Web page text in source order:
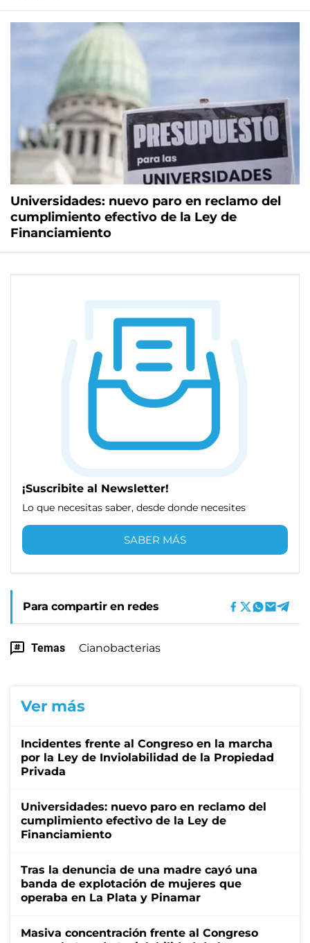
Universidades: nuevo paro en reclamo del
cumplimiento efectivo de la Ley de
Financiamiento
¡Suscribite al Newsletter!
Lo que necesitas saber, desde donde necesites
SABER MÁS
Para compartir en redes
Temas Cianobacterias
Ver más
Incidentes frente al Congreso en la marcha
por la Ley de Inviolabilidad de la Propiedad
Privada
Universidades: nuevo paro en reclamo del
cumplimiento efectivo de la Ley de
Financiamiento
Tras la denuncia de una madre cayó una
banda de explotación de mujeres que
operaba en La Plata y Pinamar
Masiva concentración frente al Congreso